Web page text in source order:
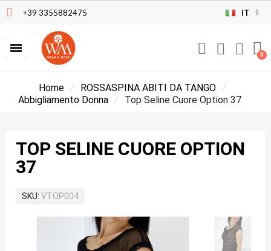
+39 3355882475 IT
Home
ROSSASPINA ABITI DA TANGO
Abbigliamento Donna
Top Seline Cuore Option 37
TOP SELINE CUORE OPTION
37
SKU VTOP004